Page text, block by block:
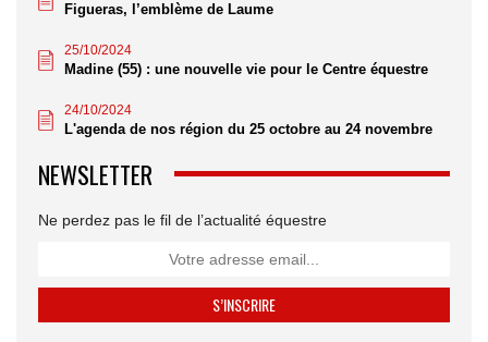
Figueras, l’emblème de Laume
25/10/2024
Madine (55) : une nouvelle vie pour le Centre équestre
24/10/2024
L'agenda de nos région du 25 octobre au 24 novembre
NEWSLETTER
Ne perdez pas le fil de l’actualité équestre